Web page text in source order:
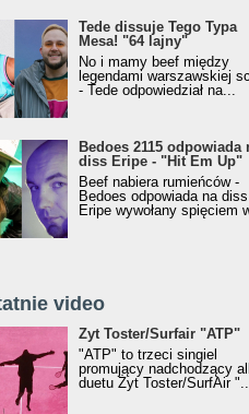
Tede dissuje Tego Typa
Mesa! "64 lajny"
No i mamy beef między
legendami warszawskiej
- Tede odpowiedział na...
Bedoes 2115 odpowiada
diss Eripe - "Hit Em Up"
Beef nabiera rumieńców -
Bedoes odpowiada na diss
Eripe wywołany spięciem
video
SurfAir - ATP VIDEO
Żyt Toster/Surfair "ATP"
"ATP" to trzeci singiel
promujący nadchodzący
duetu Żyt Toster/SurfAir